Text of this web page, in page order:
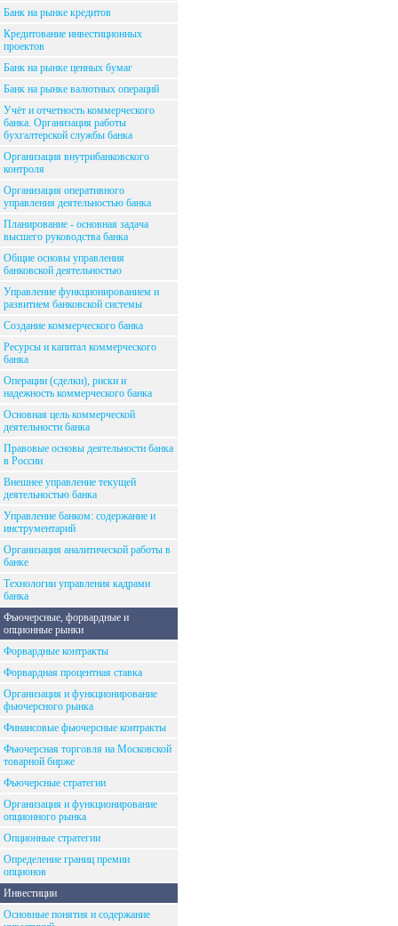
Банк на рынке кредитов
Кредитование инвестиционных
проектов
Банк на рынке ценных бумаг
Банк на рынке валютных операций
Учёт и отчетность коммерческого
банка. Организация работы
бухгалтерской службы банка
Организация внутрибанковского
контроля
Организация оперативного
управления деятельностью банка
Планирование - основная задача
высшего руководства банка
Общие основы управления
банковской деятельностью
Управление функционированием и
развитием банковской системы
Создание коммерческого банка
Ресурсы и капитал коммерческого
банка
Операции (сделки), риски и
надежность коммерческого банка
Основная цель коммерческой
деятельности банка
Правовые основы деятельности банка
в России
Внешнее управление текущей
деятельностью банка
Управление банком: содержание и
инструментарий
Организация аналитической работы в
банке
Технологии управления кадрами
банка
Фьючерсные, форвардные и
опционные рынки
Форвардные контракты
Форвардная процентная ставка
Организация и функционирование
фьючерсного рынка
Финансовые фьючерсные контракты
Фьючерсная торговля на Московской
товарной бирже
Фьючерсные стратегии
Организация и функционирование
опционного рынка
Опционные стратегии
Определение границ премии
опционов
Инвестиции
Основные понятия и содержание